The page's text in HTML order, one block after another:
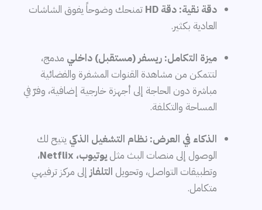
دقة نقية: دقة HD
تمنحك وضوحاً يفوق الشاشات
العادية بكثير.
ميزة التكامل: ريسفر (مستقبل) داخلي مدمج،
لتتمكن من مشاهدة القنوات المشفرة والفضائية
مباشرة دون الحاجة إلى أجهزة خارجية إضافية، وفرّ في
المساحة والتكلفة.
الذكاء في العرض: نظام التشغيل الذكي يتيح لك
الوصول إلى منصات البث مثليوتيوب، Netflix
،
وتطبيقات التواصل، وتحويل التلفازإلى مركز ترفيهي
متكامل.